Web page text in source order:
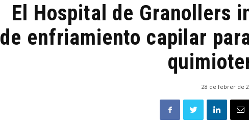
El Hospital de Granollers
de enfriamiento capilar
28 de febrer de